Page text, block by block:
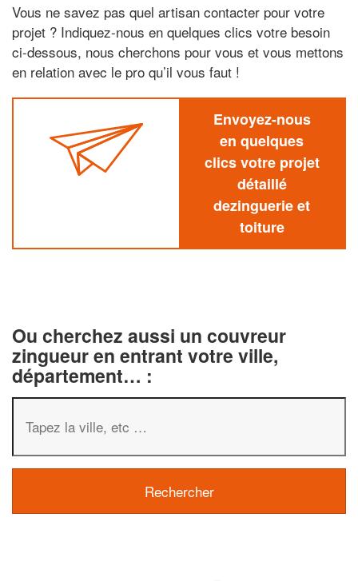
Vous ne savez pas quel artisan contacter pour votre
projet ? Indiquez-nous en quelques clics votre besoin
ci-dessous, nous cherchons pour vous et vous mettons
en relation avec le pro qu’il vous faut !
Envoyez-nous
en quelques
clics votre projet
détaillé
dezinguerie et
toiture
Ou cherchez aussi un couvreur
zingueur en entrant votre ville,
département… :